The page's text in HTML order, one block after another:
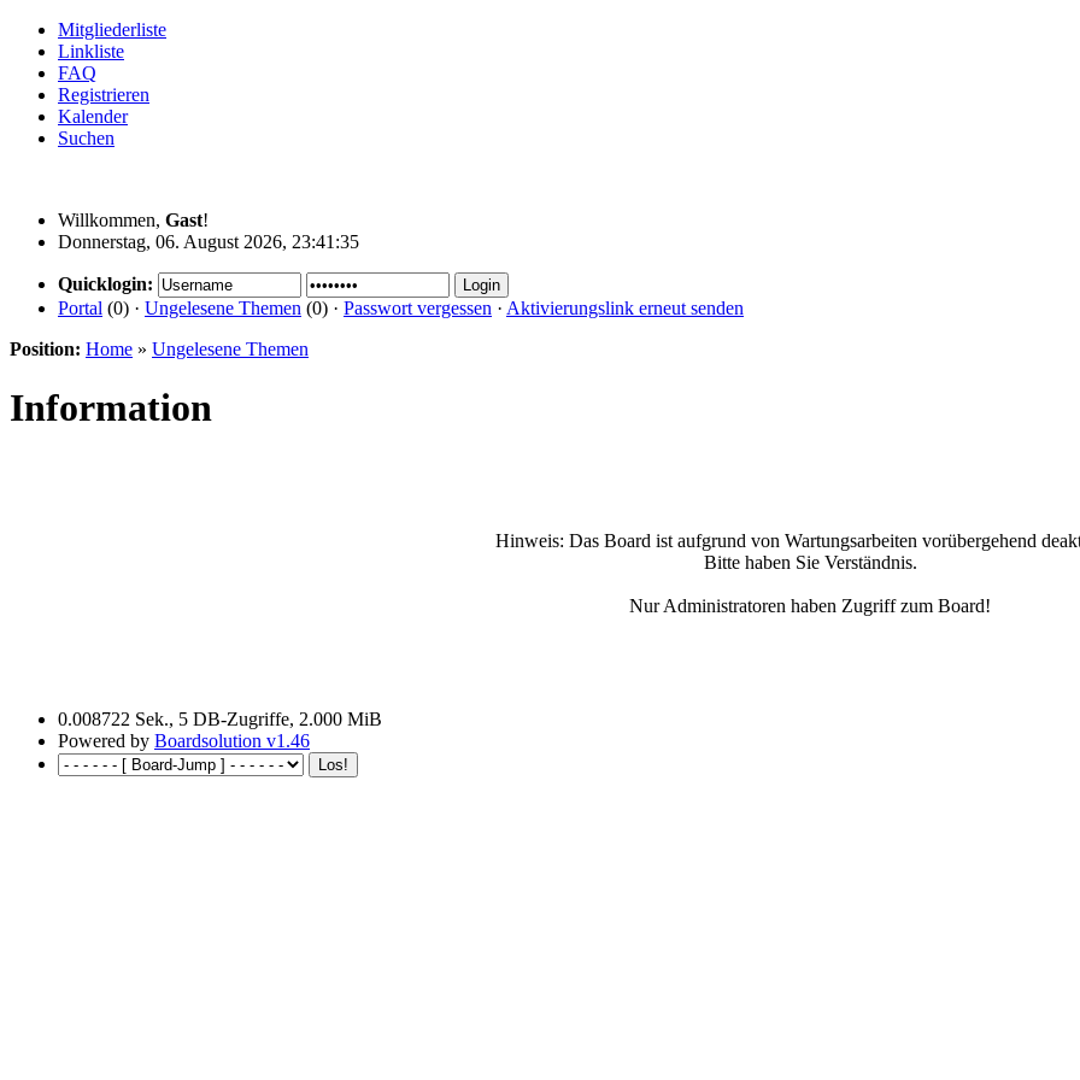
Mitgliederliste
Linkliste
FAQ
Registrieren
Kalender
Suchen
Willkommen, Gast!
Donnerstag, 06. August 2026, 23:41:35
Quicklogin:
Portal (0) · Ungelesene Themen (0) · Passwort vergessen · Aktivierungslink erneut senden
Position: Home » Ungelesene Themen
Information
Hinweis: Das Board ist aufgrund von Wartungsarbeiten vorübergehend
Bitte haben Sie Verständnis.
Nur Administratoren haben Zugriff zum Board!
0.008722 Sek., 5 DB-Zugriffe, 2.000 MiB
Powered by Boardsolution v1.46